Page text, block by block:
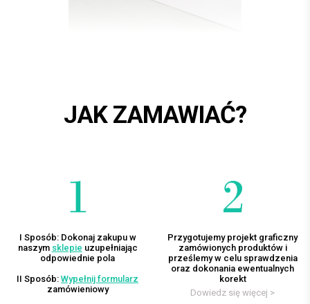
JAK ZAMAWIAĆ?
I Sposób: Dokonaj zakupu w
naszym sklepie uzupełniając
odpowiednie pola
II Sposób: Wypełnij formularz
zamówieniowy
Przygotujemy projekt graficzny
zamówionych produktów i
prześlemy w celu sprawdzenia
oraz dokonania ewentualnych
korekt
Dowiedz się więcej >